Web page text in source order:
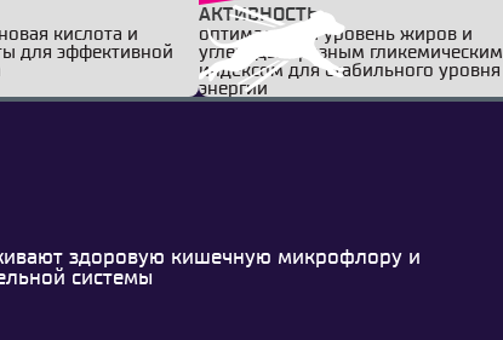
кислота и
для эффективной
АКТИВНОСТЬ
оптимальный уровень жиров и
углеводы с разным гликемическим
индексом для стабильного уровня
энергии
здоровую кишечную микрофлору и
системы